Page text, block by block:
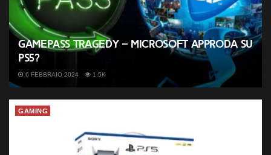
GamePass tragedy – Microsoft approda su
PS5?
6 FEBBRAIO 2024 1.5K
GAMING